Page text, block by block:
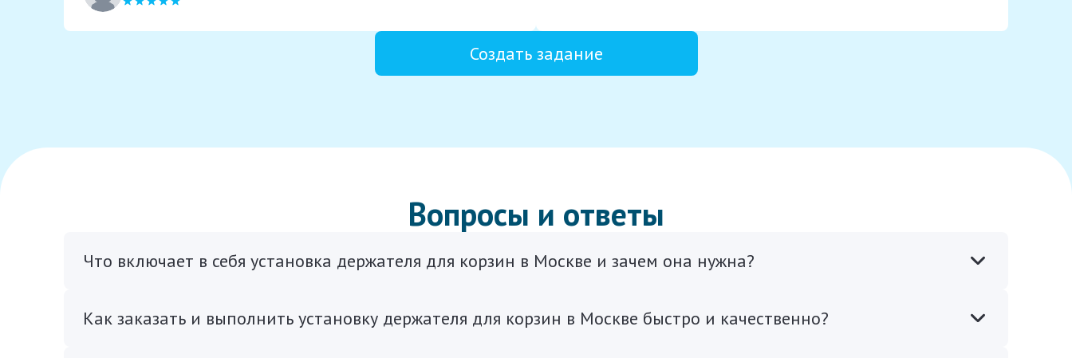
Создать задание
Вопросы и ответы
Что включает в себя установка держателя для корзин в Москве и зачем она нужна?
Как заказать и выполнить установку держателя для корзин в Москве быстро и качественно?